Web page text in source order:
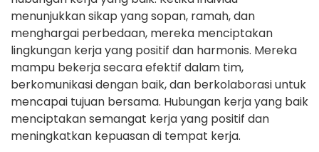
menunjukkan sikap yang sopan, ramah, dan
menghargai perbedaan, mereka menciptakan
lingkungan kerja yang positif dan harmonis. Mereka
mampu bekerja secara efektif dalam tim,
berkomunikasi dengan baik, dan berkolaborasi untuk
mencapai tujuan bersama. Hubungan kerja yang baik
menciptakan semangat kerja yang positif dan
meningkatkan kepuasan di tempat kerja.